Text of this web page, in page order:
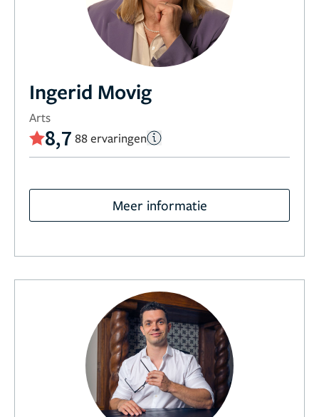
Ingerid Movig
Arts
8,7 88 ervaringen
Meer informatie